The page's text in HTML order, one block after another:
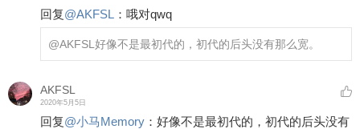
回复@AKFSL ： 哦对qwq
@AKFSL 好像不是最初代的，初代的后头没有那么宽。
AKFSL
2020年5月5日
回复@小马Memory ： 好像不是最初代的，初代的后头没有